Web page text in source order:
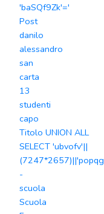
'baSQf9Zk'='
Post
danilo
alessandro
san
carta
13
studenti
capo
Titolo UNION ALL
SELECT 'ubvofv'||
-
scuola
Scuola